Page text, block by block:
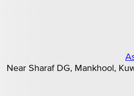
Near Sharaf DG, Mankhool,